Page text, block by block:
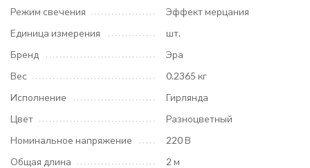
Режим свечения
Эффект мерцания
Единица измерения
шт.
Бренд
Эра
Вес
0.2365 кг
Исполнение
Гирлянда
Цвет
Разноцветный
Номинальное напряжение
220 В
Общая длина
2 м